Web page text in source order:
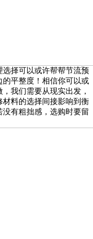
择可以或许帮帮节流预
平整度！相信你可以或
我们需要从现实出发，
料的选择间接影响到衡
有粗拙感，选购时要留